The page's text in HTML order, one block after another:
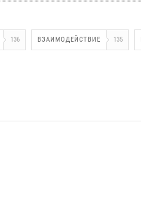
136 ВЗАИМОДЕЙСТВИЕ 135